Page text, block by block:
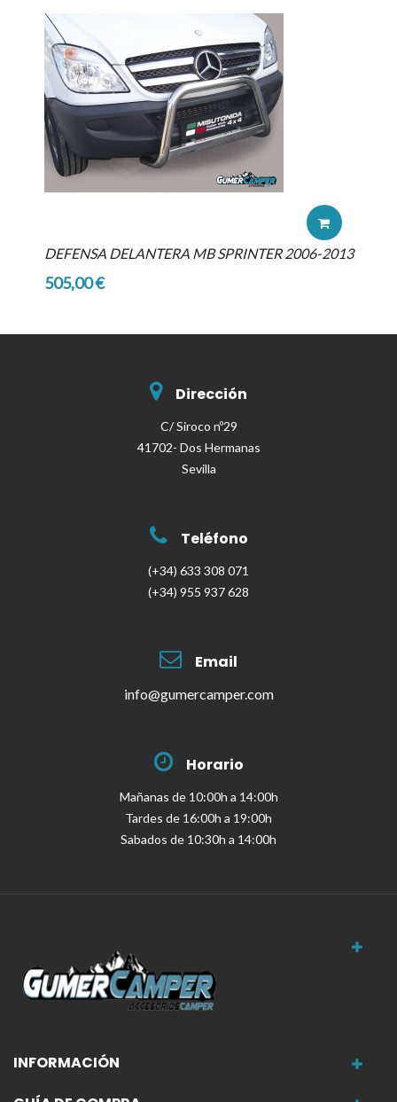
DEFENSA DELANTERA MB SPRINTER 2006-2013
505,00 €
Dirección
C/ Siroco nº29
41702- Dos Hermanas
Sevilla
Teléfono
(+34) 633 308 071
(+34) 955 937 628
Email
info@gumercamper.com
Horario
Mañanas de 10:00h a 14:00h
Tardes de 16:00h a 19:00h
Sabados de 10:30h a 14:00h
INFORMACIÓN